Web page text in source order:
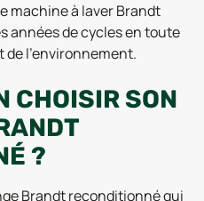
machine à laver Brandt
années de cycles en toute
l’environnement.
CHOISIR SON
?
Brandt reconditionné qui